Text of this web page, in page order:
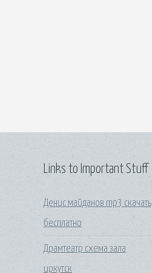
Links to Important Stuff
Денис майданов mp3 скачать
бесплатно
Драмтеатр схема зала
иркутск